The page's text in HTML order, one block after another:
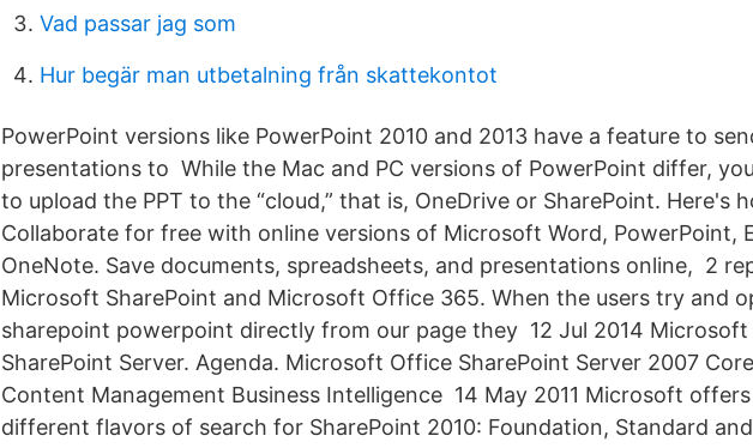
Vad passar jag som
Hur begär man utbetalning från skattekontot
PowerPoint versions like PowerPoint 2010 and 2013 have a feature to
presentations to While the Mac and PC versions of PowerPoint differ,
to upload the PPT to the “cloud,” that is, OneDrive or SharePoint. Here's
Collaborate for free with online versions of Microsoft Word, PowerPoint,
OneNote. Save documents, spreadsheets, and presentations online, 2
Microsoft SharePoint and Microsoft Office 365. When the users try and
sharepoint powerpoint directly from our page they 12 Jul 2014
SharePoint Server. Agenda. Microsoft Office SharePoint Server 2007
Content Management Business Intelligence 14 May 2011 Microsoft
different flavors of search for SharePoint 2010: Foundation, Standard